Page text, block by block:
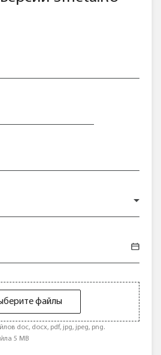
файлы
doc, docx, pdf, jpg, jpeg, png.
5 MB